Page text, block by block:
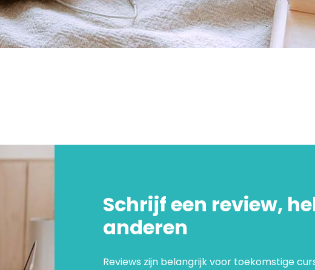
Schrijf een review,
anderen
Reviews zijn belangrijk voor toekomstige